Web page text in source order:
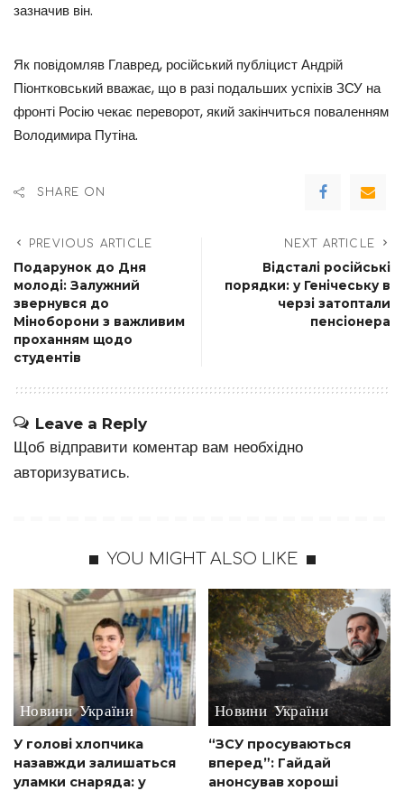
зазначив він.
Як повідомляв Главред, російський публіцист Андрій
Піонтковський вважає, що в разі подальших успіхів ЗСУ на
фронті Росію чекає переворот, який закінчиться поваленням
Володимира Путіна.
SHARE ON
PREVIOUS ARTICLE
Подарунок до Дня
молоді: Залужний
звернувся до
Міноборони з важливим
проханням щодо
студентів
NEXT ARTICLE
Відсталі російські
порядки: у Генічеську в
черзі затоптали
пенсіонера
Leave a Reply
Щоб відправити коментар вам необхідно
авторизуватись.
YOU MIGHT ALSO LIKE
Новини України
У голові хлопчика
назавжди залишаться
уламки снаряда: у
Новини України
“ЗСУ просуваються
вперед”: Гайдай
анонсував хороші